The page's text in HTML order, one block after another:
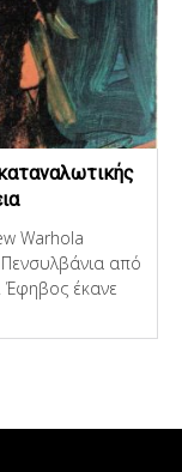
Warhola
από
Έφηβος έκανε